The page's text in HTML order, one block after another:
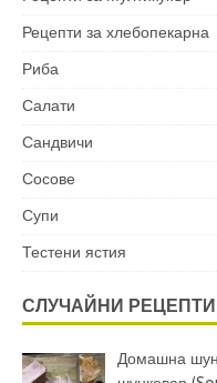
Рецепти за хлебопекарна
Риба
Салати
Сандвичи
Сосове
Супи
Тестени ястия
СЛУЧАЙНИ РЕЦЕПТИ
Домашна